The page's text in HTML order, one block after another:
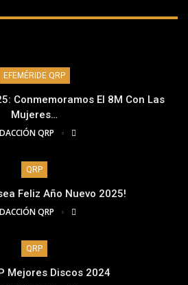
EFEMÉRIDE QRP
Conmemoramos El 8M Con Las
Mujeres…
QRP
QRP
Feliz Año Nuevo 2025!
QRP
QRP
Mejores Discos 2024